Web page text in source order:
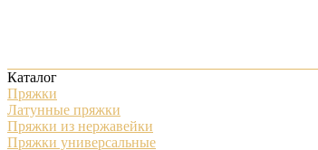
Каталог
Пряжки
Латунные пряжки
Пряжки из нержавейки
Пряжки универсальные